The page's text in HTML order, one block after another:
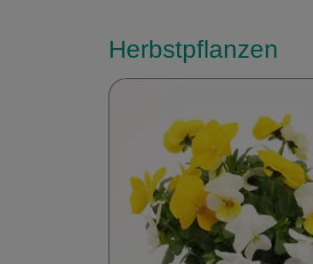
Herbstpflanzen